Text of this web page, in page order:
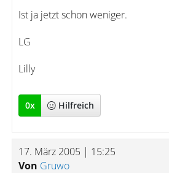
Ist ja jetzt schon weniger.
LG
Lilly
0x Hilfreich
17. März 2005 | 15:25
Von Gruwo